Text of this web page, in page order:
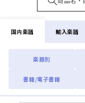
国内楽譜
楽器別
書籍/電子書籍
輸入楽譜